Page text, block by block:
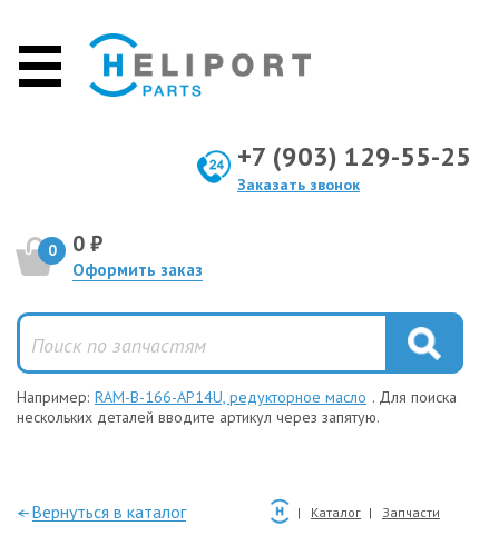
+7 (903) 129-55-25
Заказать звонок
0 0 ₽
Оформить заказ
Например: RAM-B-166-AP14U, редукторное масло . Для поиска
нескольких деталей вводите артикул через запятую.
—Вернуться в каталог Каталог Запчасти